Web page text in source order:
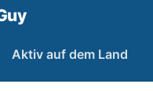
Aktiv auf dem Land